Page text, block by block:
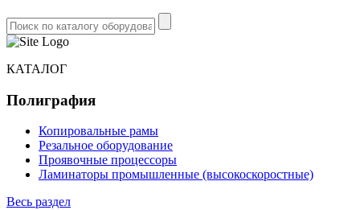
КАТАЛОГ
Полиграфия
Копировальные рамы
Резальное оборудование
Проявочные процессоры
Ламинаторы промышленные (высокоскоростные)
Весь раздел